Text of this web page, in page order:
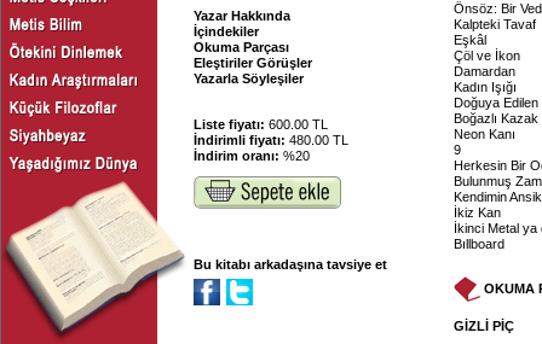
Yazar Hakkında
İçindekiler
Okuma Parçası
Eleştiriler Görüşler
Yazarla Söyleşiler
Liste fiyatı: 600.00 TL
İndirimli fiyatı: 480.00 TL
İndirim oranı: %20
Bu kitabı arkadaşına tavsiye et
Önsöz: Bir
Kalpteki Tavaf
Eşkâl
Çöl ve İkon
Damardan
Kadın Işığı
Doğuya Edilen
Boğazlı Kazak
Neon Kanı
9
Herkesin Bir
Bulunmuş
Kendimin
İkiz Kan
İkinci Metal ya
Bıllboard
OKUMA
GİZLİ PİÇ